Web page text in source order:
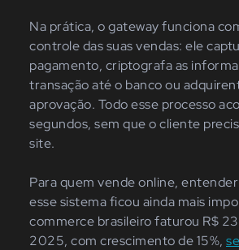
Na prática, o gateway funciona
controle das suas vendas: ele
pagamento, criptografa as
transação até o banco ou
aprovação. Todo esse processo
segundos, sem que o cliente
site.
Para quem vende online,
esse sistema ficou ainda mais
commerce brasileiro faturou R$
2025, com crescimento de 15%,